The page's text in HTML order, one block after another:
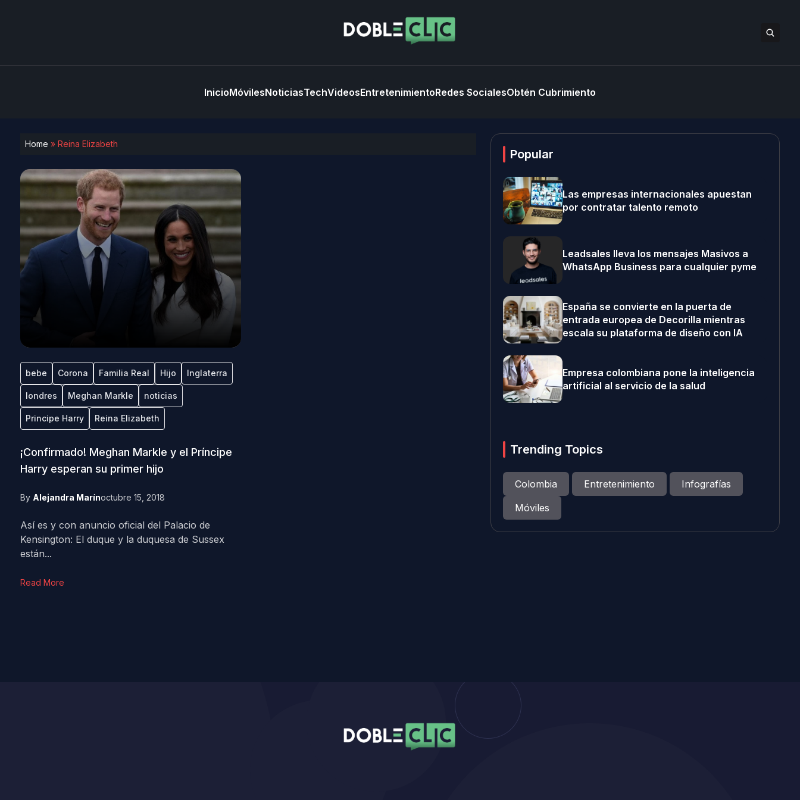
InicioMóvilesNoticiasTechVideosEntretenimientoRedes SocialesObtén Cubrimiento
Home » Reina Elizabeth
bebe Corona Familia Real Hijo Inglaterra
londres Meghan Markle noticias
Principe Harry Reina Elizabeth
¡Confirmado! Meghan Markle y el Príncipe
Harry esperan su primer hijo
By Alejandra Marínoctubre 15, 2018
Así es y con anuncio oficial del Palacio de
Kensington: El duque y la duquesa de Sussex
están...
Read More
Popular
Las empresas internacionales apuestan
por contratar talento remoto
Leadsales lleva los mensajes Masivos a
WhatsApp Business para cualquier pyme
España se convierte en la puerta de
entrada europea de Decorilla mientras
escala su plataforma de diseño con IA
Empresa colombiana pone la inteligencia
artificial al servicio de la salud
Trending Topics
Colombia Entretenimiento
Infografías
Móviles